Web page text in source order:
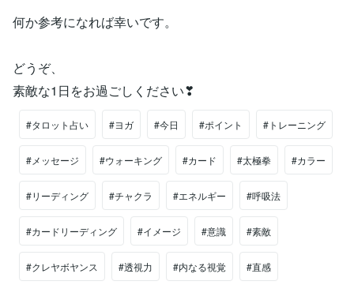
何か参考になれば幸いです。
どうぞ、
素敵な1日をお過ごしください❣
#タロット占い #ヨガ #今日 #ポイント #トレーニング
#メッセージ #ウォーキング #カード #太極拳 #カラー
#リーディング #チャクラ #エネルギー #呼吸法
#カードリーディング #イメージ #意識 #素敵
#クレヤボヤンス #透視力 #内なる視覚 #直感